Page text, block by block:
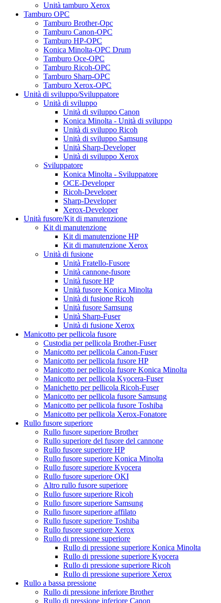
Unità tamburo Xerox
Tamburo OPC
Tamburo Brother-Opc
Tamburo Canon-OPC
Tamburo HP-OPC
Konica Minolta-OPC Drum
Tamburo Oce-OPC
Tamburo Ricoh-OPC
Tamburo Sharp-OPC
Tamburo Xerox-OPC
Unità di sviluppo/Sviluppatore
Unità di sviluppo
Unità di sviluppo Canon
Konica Minolta - Unità di sviluppo
Unità di sviluppo Ricoh
Unità di sviluppo Samsung
Unità Sharp-Developer
Unità di sviluppo Xerox
Sviluppatore
Konica Minolta - Sviluppatore
OCE-Developer
Ricoh-Developer
Sharp-Developer
Xerox-Developer
Unità fusore/Kit di manutenzione
Kit di manutenzione
Kit di manutenzione HP
Kit di manutenzione Xerox
Unità di fusione
Unità Fratello-Fusore
Unità cannone-fusore
Unità fusore HP
Unità fusore Konica Minolta
Unità di fusione Ricoh
Unità fusore Samsung
Unità Sharp-Fuser
Unità di fusione Xerox
Manicotto per pellicola fusore
Custodia per pellicola Brother-Fuser
Manicotto per pellicola Canon-Fuser
Manicotto per pellicola fusore HP
Manicotto per pellicola fusore Konica Minolta
Manicotto per pellicola Kyocera-Fuser
Manichetto per pellicola Ricoh-Fuser
Manicotto per pellicola fusore Samsung
Manicotto per pellicola fusore Toshiba
Manicotto per pellicola Xerox-Fonatore
Rullo fusore superiore
Rullo fusore superiore Brother
Rullo superiore del fusore del cannone
Rullo fusore superiore HP
Rullo fusore superiore Konica Minolta
Rullo fusore superiore Kyocera
Rullo fusore superiore OKI
Altro rullo fusore superiore
Rullo fusore superiore Ricoh
Rullo fusore superiore Samsung
Rullo fusore superiore affilato
Rullo fusore superiore Toshiba
Rullo fusore superiore Xerox
Rullo di pressione superiore
Rullo di pressione superiore Konica Minolta
Rullo di pressione superiore Kyocera
Rullo di pressione superiore Ricoh
Rullo di pressione superiore Xerox
Rullo a bassa pressione
Rullo di pressione inferiore Brother
Rullo di pressione inferiore Canon